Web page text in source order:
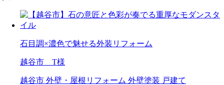
石目調×濃色で魅せる外装リフォーム
越谷市 T様
越谷市 外壁・屋根リフォーム 外壁塗装 戸建て